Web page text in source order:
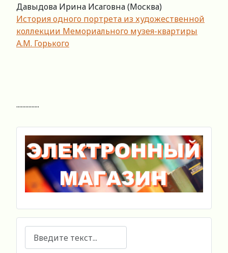
Давыдова Ирина Исаговна (Москва)
История одного портрета из художественной
коллекции Мемориального музея-квартиры
А.М. Горького
...............